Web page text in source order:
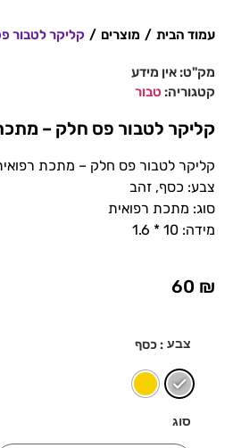
עמוד הבית / מוצרים / קליקר לטבור
מק"ט: אין מידע
קטגוריה: טבור
קליקר לטבור פס חלק –
קליקר לטבור פס חלק – מתכת
צבע: כסף, זהב
סוג: מתכת רפואית
מידה: 10 * 1.6
60 ₪
צבע : כסף
סוג